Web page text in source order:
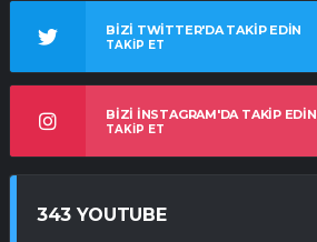
BİZİ TWİTTER'DA TAKİP EDİN
TAKİP ET
BİZİ İNSTAGRAM'DA TAKİP EDİN
TAKİP ET
343 YOUTUBE